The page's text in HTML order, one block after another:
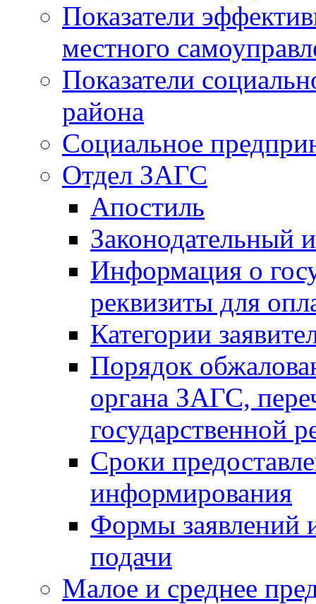
Показатели
местного
Показатели
района
Социальное
Отдел ЗАГС
Апостиль
Законодательный
Информация о
реквизиты для
Категории
Порядок
органа ЗАГС,
государственной
Сроки
информирования
Формы заявлений
подачи
Малое и среднее